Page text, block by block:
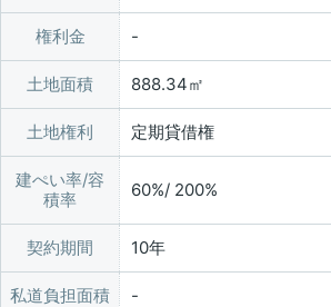
権利金
土地面積 888.34㎡
土地権利 定期貸借権
建ぺい率/容
積率
60%/ 200%
契約期間 10年
私道負担面積